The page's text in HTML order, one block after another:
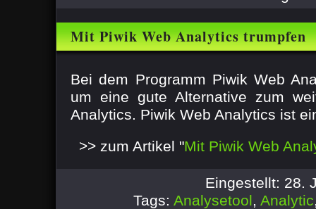
Mit Piwik Web Analytics trumpfen
Bei dem Programm Piwik Web
um eine gute Alternative zum
Analytics. Piwik Web Analytics ist
>> zum Artikel "Mit Piwik Web
Eingestellt: 28.
Tags: Analysetool, Analytic